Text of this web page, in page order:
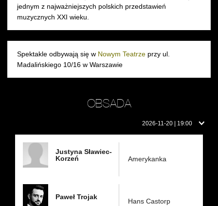
jednym z najważniejszych polskich przedstawień
muzycznych XXI wieku.
Spektakle odbywają się w Nowym Teatrze przy ul.
Madalińskiego 10/16 w Warszawie
OBSADA
dniu:
2026-11-20 | 19:00
Justyna Sławiec-
Korzeń
Amerykanka
Paweł Trojak
Hans Castorp